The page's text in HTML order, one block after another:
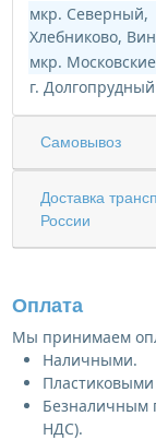
мкр. Северный,
Хлебниково,
мкр.
г. Долгопрудный
Самовывоз
Доставка
России
Оплата
Мы принимаем
Наличными.
Безналичным
НДС).